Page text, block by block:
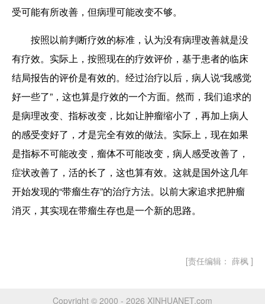
受可能有所改善，但病理可能改变不够。
按照以前判断疗效的标准，认为没有病理改善就是没
有疗效。实际上，按照现在的疗效评价，基于患者的临床
结局报告的评价是有效的。经过治疗以后，病人说“我感觉
好一些了”，这也算是疗效的一个方面。然而，我们追求的
是病理改变、指标改变，比如让肿瘤缩小了，再加上病人
的感受变好了，才是完全有效的做法。实际上，现在如果
是指标不可能改变，瘤体不可能改变，病人感受改善了，
症状改善了，活的长了，这也算有效。这就是国外这几年
开始发现的“带瘤生存”的治疗方法。以前大家追求把肿瘤
消灭，其实现在带瘤生存也是一个新的思路。
[责任编辑： 薛枫 ]
Copyright © 2000 - 2026 XINHUANET.com